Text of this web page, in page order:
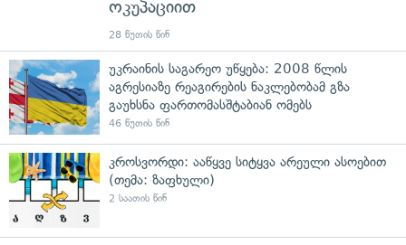
ოკუპაციით
28 წუთის წინ
უკრაინის საგარეო უწყება: 2008 წლის
აგრესიაზე რეაგირების ნაკლებობამ გზა
გაუხსნა ფართომასშტაბიან ომებს
46 წუთის წინ
კროსვორდი: ააწყვე სიტყვა არეული ასოებით
(თემა: ზაფხული)
2 საათის წინ